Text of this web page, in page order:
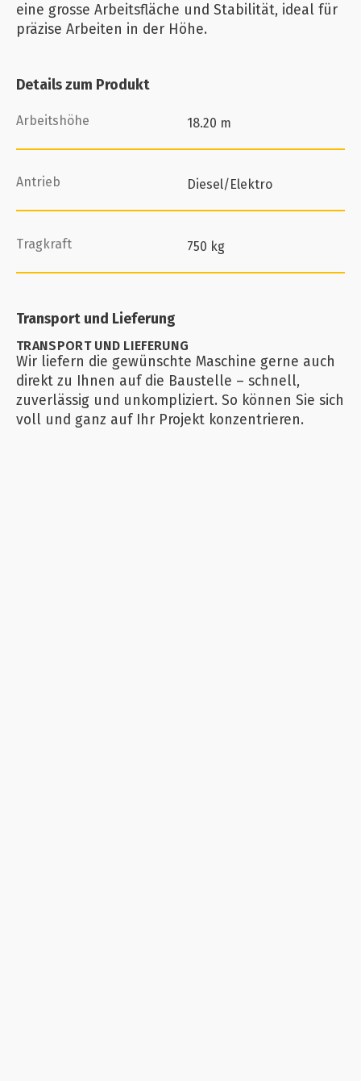
eine grosse Arbeitsfläche und Stabilität, ideal für
präzise Arbeiten in der Höhe.
Details zum Produkt
Arbeitshöhe 18.20 m
Antrieb Diesel/Elektro
Tragkraft 750 kg
Transport und Lieferung
TRANSPORT UND LIEFERUNG
Wir liefern die gewünschte Maschine gerne auch
direkt zu Ihnen auf die Baustelle – schnell,
zuverlässig und unkompliziert. So können Sie sich
voll und ganz auf Ihr Projekt konzentrieren.